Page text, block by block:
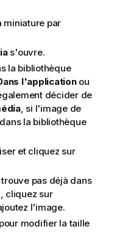
miniature par
s'ouvre.
la bibliothèque
l'applicationou
décider de
, si l'image de
la bibliothèque
et cliquez sur
pas déjà dans
cliquez sur
l'image.
modifier la taille